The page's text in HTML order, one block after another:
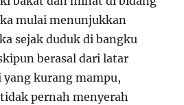
mulai menunjukkan
sejak duduk di bangku
berasal dari latar
kurang mampu,
pernah menyerah